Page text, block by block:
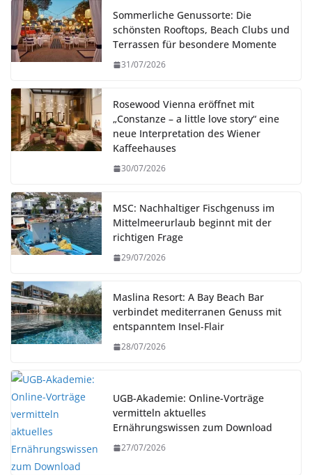
Sommerliche Genussorte: Die
schönsten Rooftops, Beach Clubs und
Terrassen für besondere Momente
31/07/2026
Rosewood Vienna eröffnet mit
„Constanze – a little love story“ eine
neue Interpretation des Wiener
Kaffeehauses
30/07/2026
MSC: Nachhaltiger Fischgenuss im
Mittelmeerurlaub beginnt mit der
richtigen Frage
29/07/2026
Maslina Resort: A Bay Beach Bar
verbindet mediterranen Genuss mit
entspanntem Insel-Flair
28/07/2026
UGB-Akademie: Online-Vorträge
vermitteln aktuelles
Ernährungswissen zum Download
27/07/2026